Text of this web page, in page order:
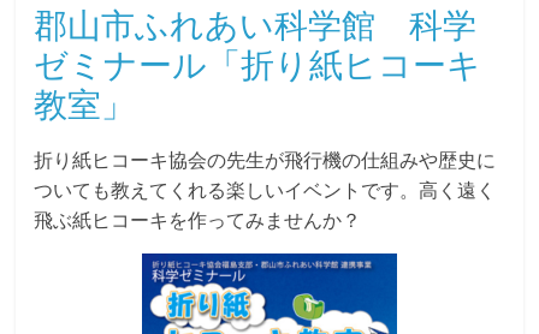
郡山市ふれあい科学館 科学
ゼミナール「折り紙ヒコーキ
教室」
折り紙ヒコーキ協会の先生が飛行機の仕組みや歴史に
ついても教えてくれる楽しいイベントです。高く遠く
飛ぶ紙ヒコーキを作ってみませんか？